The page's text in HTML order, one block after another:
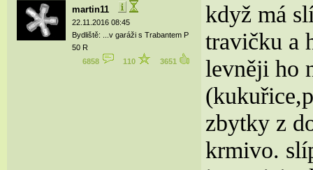
martin11
22.11.2016 08:45
Bydliště: ...v garáži s Trabantem P
50 R
6858
110 3651
když má
travičku a
levněji ho
zbytky z
krmivo.